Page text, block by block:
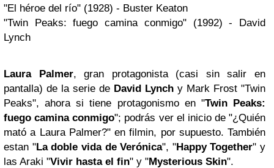
"El héroe del río" (1928) - Buster Keaton
"Twin Peaks: fuego camina conmigo" (1992) - David
Lynch
Laura Palmer, gran protagonista (casi sin salir en
pantalla) de la serie de David Lynch y Mark Frost "Twin
Peaks", ahora si tiene protagonismo en "Twin Peaks:
fuego camina conmigo"; podrás ver el inicio de "¿Quién
mató a Laura Palmer?" en filmin, por supuesto. También
estan "La doble vida de Verónica", "Happy Together" y
las Araki "Vivir hasta el fin" y "Mysterious Skin".